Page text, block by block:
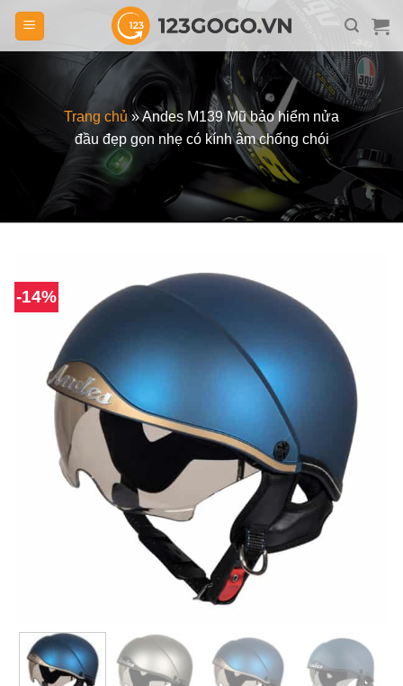
Skip
content
Trang chủ»Andes M139 Mũ bảo hiểm nửa
đầu đẹp gọn nhẹ có kính âm chống chói
-14%